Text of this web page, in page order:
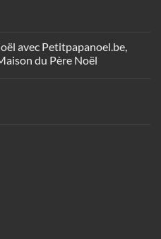
avec Petitpapanoel.be,
du Père Noël